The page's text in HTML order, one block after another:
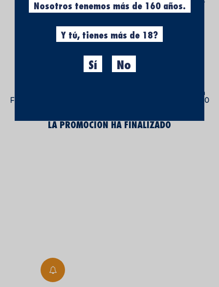
PARTY - OPEN DAY
FÁBRICA MORITZ
BARCELONA
Nos complace invitaros a una experiencia exclusiva en la
Fàbrica Moritz Barcelona
18 de junio a las 19:00
LA PROMOCIÓN HA FINALIZADO
Nosotros tenemos más de 160 años.
Y tú, tienes más de 18?
Sí No